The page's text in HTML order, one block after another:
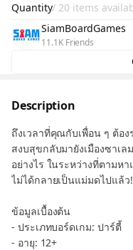
Quantity/ 20 items
SiamBoardGames
11.1K Friends
Description
ถึงเวลาที่คุณกับเพื่อน ๆ ต้อ
สงบสุขกลับมายังเมืองซาเ
อย่างไร ในระหว่างที่ตาม
ไม่ได้กลายเป็นแม่มดไปแล้ว
ข้อมูลเบื้องต้น
- ประเภทบอร์ดเกม: ปาร์ตี้
- อายุ: 12+